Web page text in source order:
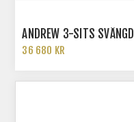
ANDREW 3-SITS SVÄNGD
36 680 KR